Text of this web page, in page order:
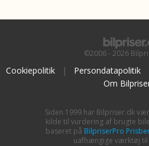
©2006 - 2026
Cookiepolitik | Persondatapolitik
Om
Siden 1999 har Bilpriser.dk
kilde til vurdering af brugte
baseret på BilpriserPro
uafhængige værktøj til